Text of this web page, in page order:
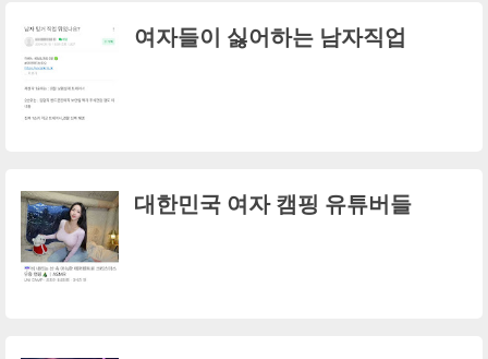
여자들이 싫어하는 남자직업
대한민국 여자 캠핑 유튜버들